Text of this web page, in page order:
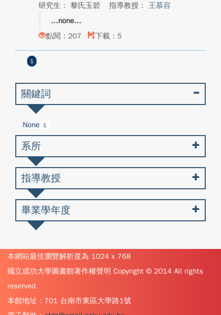
研究生： 黎氏玉碧
指導教授： 王慕容
none
點閱：207
下載：5
1
關鍵詞
None 1
系所
指導教授
畢業學年度
本網站最佳瀏覽解析度為 1024 x 768
國立成功大學圖書館著作權聲明 Copyright © 2014 All rights
reserved.
本館地址：701 台南市東區大學路1號